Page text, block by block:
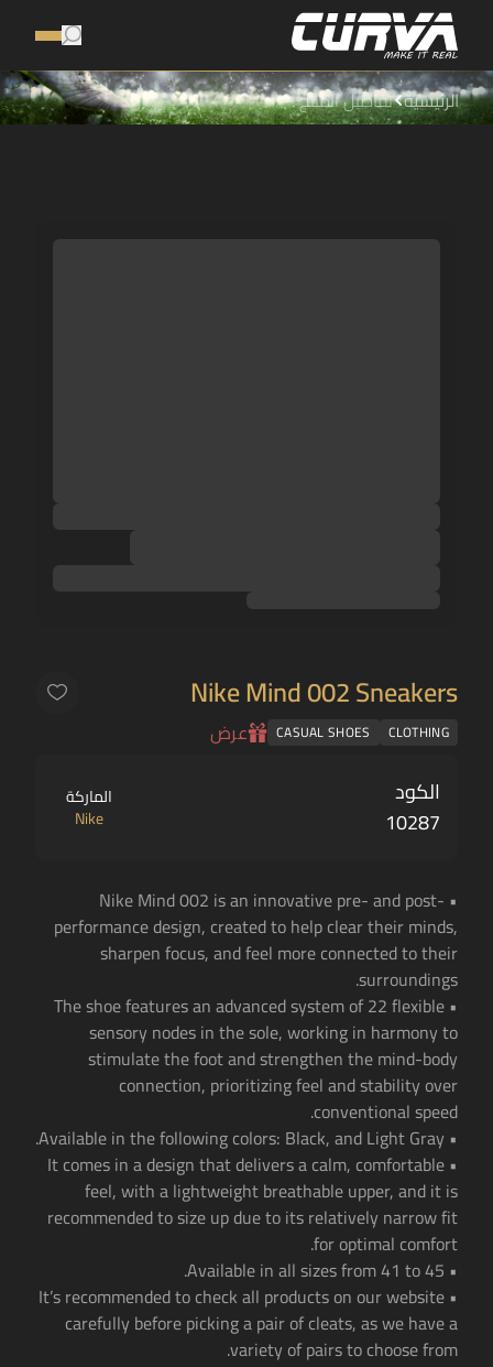
الرئيسية تفاصيل المنتج
Nike Mind 002 Sneakers
CLOTHING
CASUAL SHOES عرض
الكود
10287
الماركة
Nike
• Nike Mind 002 is an innovative pre- and post-
performance design, created to help clear their minds,
sharpen focus, and feel more connected to their
surroundings.
• The shoe features an advanced system of 22 flexible
sensory nodes in the sole, working in harmony to
stimulate the foot and strengthen the mind-body
connection, prioritizing feel and stability over
conventional speed.
• Available in the following colors: Black, and Light Gray.
• It comes in a design that delivers a calm, comfortable
feel, with a lightweight breathable upper, and it is
recommended to size up due to its relatively narrow fit
for optimal comfort.
• Available in all sizes from 41 to 45.
• It’s recommended to check all products on our website
carefully before picking a pair of cleats, as we have a
variety of pairs to choose from.